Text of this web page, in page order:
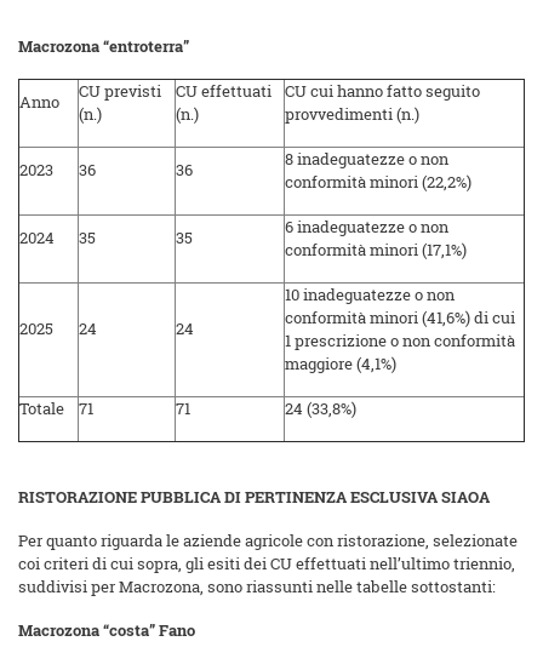
Macrozona “entroterra”
Anno
CU previsti
(n.)
CU effettuati
(n.)
CU cui hanno fatto seguito
provvedimenti (n.)
2023 36 36
8 inadeguatezze o non
conformità minori (22,2%)
2024 35 35
6 inadeguatezze o non
conformità minori (17,1%)
2025 24 24
10 inadeguatezze o non
conformità minori (41,6%) di cui
1 prescrizione o non conformità
maggiore (4,1%)
Totale 71 71 24 (33,8%)
RISTORAZIONE PUBBLICA DI PERTINENZA ESCLUSIVA SIAOA
Per quanto riguarda le aziende agricole con ristorazione, selezionate
coi criteri di cui sopra, gli esiti dei CU effettuati nell’ultimo triennio,
suddivisi per Macrozona, sono riassunti nelle tabelle sottostanti:
Macrozona “costa” Fano